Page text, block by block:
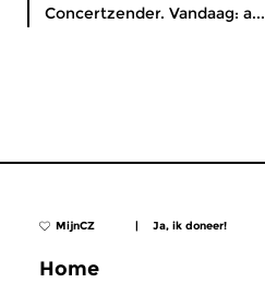
Concertzender. Vandaag: a...
MijnCZ | Ja, ik doneer!
Home